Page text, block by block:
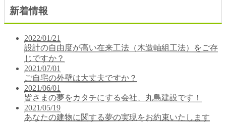
新着情報
2022/01/21
設計の自由度が高い在来工法（木造軸組工法）をご存
じですか？
2021/07/01
ご自宅の外壁は大丈夫ですか？
2021/06/01
皆さまの夢をカタチにする会社、丸島建設です！
2021/05/19
あなたの建物に関する夢の実現をお約束いたします